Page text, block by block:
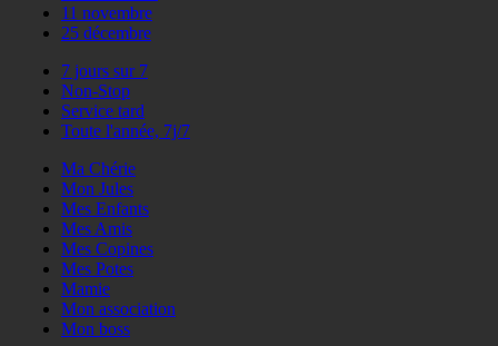
11 novembre
25 décembre
7 jours sur 7
Non-Stop
Service tard
Toute l'année, 7j/7
Ma Chérie
Mon Jules
Mes Enfants
Mes Amis
Mes Copines
Mes Potes
Mamie
Mon association
Mon boss